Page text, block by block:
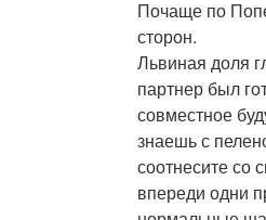
Почаще по
сторон.
Львиная доля
партнер был
совместное
знаешь с
соотнесите со
впереди одни